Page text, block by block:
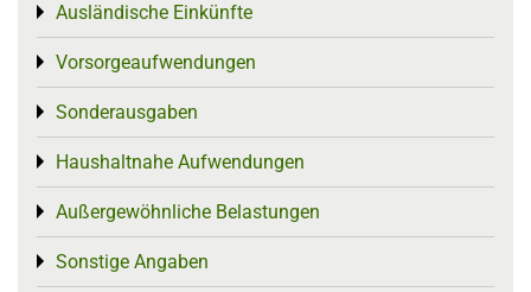
Ausländische Einkünfte
Toggle menu
Vorsorgeaufwendungen
Toggle menu
Sonderausgaben
Toggle menu
Haushaltnahe Aufwendungen
Toggle menu
Außergewöhnliche Belastungen
Toggle menu
Sonstige Angaben
Toggle menu